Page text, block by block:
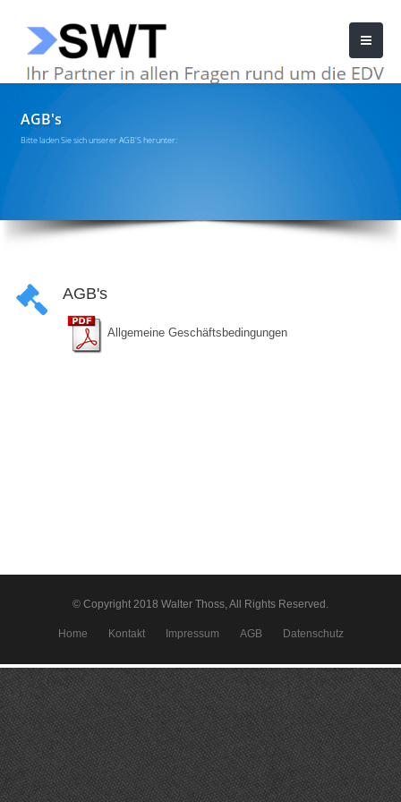
AGB's
Bitte laden Sie sich unserer AGB'S herunter:
AGB's
Allgemeine Geschäftsbedingungen
© Copyright 2018 Walter Thoss, All Rights Reserved.
Home Kontakt Impressum AGB Datenschutz